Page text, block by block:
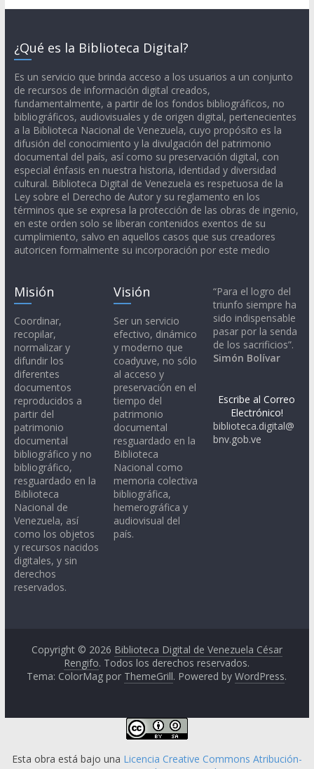
¿Qué es la Biblioteca Digital?
Es un servicio que brinda acceso a los usuarios a un conjunto
de recursos de información digital creados,
fundamentalmente, a partir de los fondos bibliográficos, no
bibliográficos, audiovisuales y de origen digital, pertenecientes
a la Biblioteca Nacional de Venezuela, cuyo propósito es la
difusión del conocimiento y la divulgación del patrimonio
documental del país, así como su preservación digital, con
especial énfasis en nuestra historia, identidad y diversidad
cultural. Biblioteca Digital de Venezuela es respetuosa de la
Ley sobre el Derecho de Autor y su reglamento en los
términos que se expresa la protección de las obras de ingenio,
en este orden solo se liberan contenidos exentos de su
cumplimiento, salvo en aquellos casos que sus creadores
autoricen formalmente su incorporación por este medio
Misión
Coordinar,
recopilar,
normalizar y
difundir los
diferentes
documentos
reproducidos a
partir del
patrimonio
documental
bibliográfico y no
bibliográfico,
resguardado en la
Biblioteca
Nacional de
Venezuela, así
como los objetos
y recursos nacidos
digitales, y sin
derechos
reservados.
Visión
Ser un servicio
efectivo, dinámico
y moderno que
coadyuve, no sólo
al acceso y
preservación en el
tiempo del
patrimonio
documental
resguardado en la
Biblioteca
Nacional como
memoria colectiva
bibliográfica,
hemerográfica y
audiovisual del
país.
“Para el logro del
triunfo siempre ha
sido indispensable
pasar por la senda
de los sacrificios”.
Simón Bolívar
Escribe al Correo
Electrónico!
biblioteca.digital@
bnv.gob.ve
Copyright © 2026 Biblioteca Digital de Venezuela César
Rengifo. Todos los derechos reservados.
Tema: ColorMag por ThemeGrill. Powered byWordPress.
Esta obra está bajo una Licencia Creative Commons Atribución-